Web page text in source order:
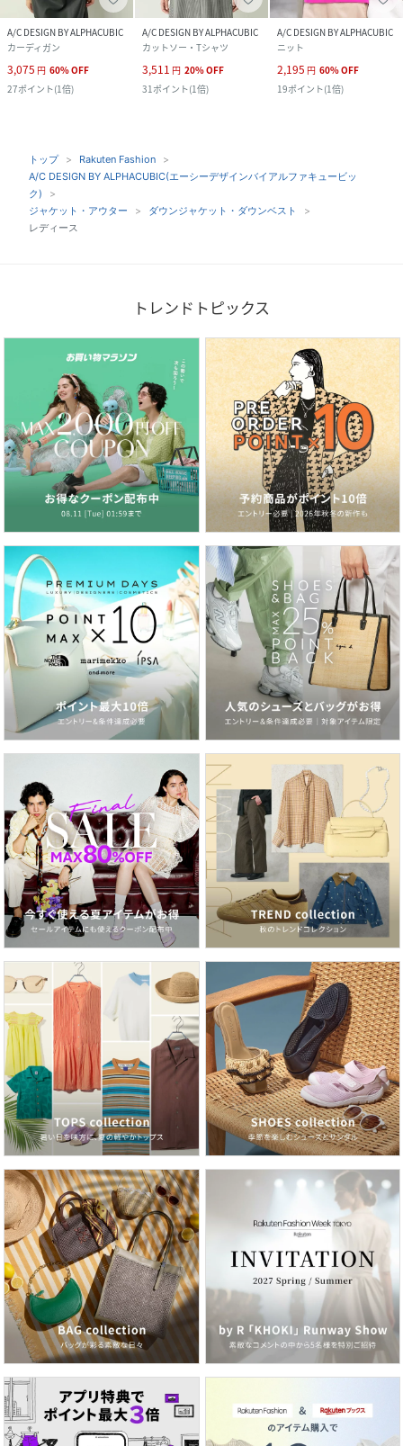
A/C DESIGN BY ALPHACUBIC
カーディガン
3,075 円 60%OFF
27ポイント(1倍)
A/C DESIGN BY ALPHACUBIC
カットソー・Tシャツ
3,511 円 20%OFF
31ポイント(1倍)
A/C DESIGN BY ALPHACUBIC
ニット
2,195 円 60%OFF
19ポイント(1倍)
トップ
Rakuten Fashion
A/C DESIGN BY ALPHACUBIC(エーシーデザインバイアルファキュービッ
ク)
ジャケット・アウター
ダウンジャケット・ダウンベスト
レディース
トレンドトピックス